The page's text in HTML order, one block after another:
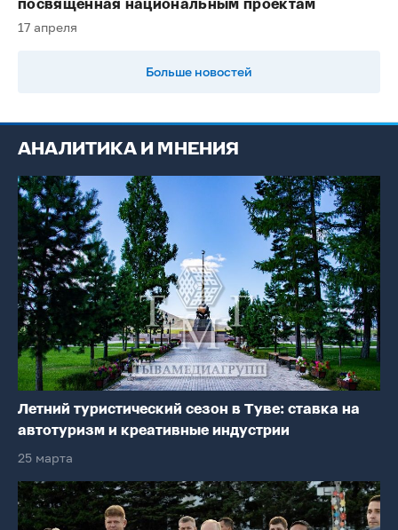
посвященная национальным проектам
17 апреля
Больше новостей
АНАЛИТИКА И МНЕНИЯ
Летний туристический сезон в Туве: ставка на
автотуризм и креативные индустрии
25 марта